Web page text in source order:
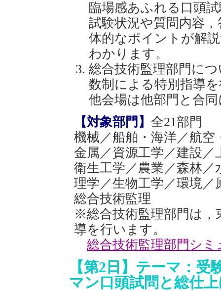
臨場感あふれる口頭
試験状況や質問内容
体的なポイントが解
わかります。
総合技術監理部門に
数制による特別指導
他会場は他部門と合
【対象部門】 全21部門
機械／船舶・海洋／航空
金属／資源工学／建設／
衛生工学／農業／森林／
理学／生物工学／環境／
総合技術監理
※総合技術監理部門は，
導を行います。
総合技術監理部門シ
【第2日】テーマ：
マン口頭試問と総仕